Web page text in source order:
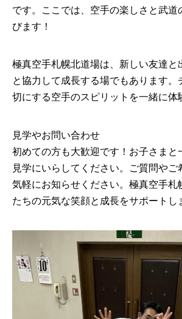
です。ここでは、空手の楽しさと武道
びます！
極真空手札幌北道場は、新しい友達と
と協力して成長する場でもあります。
切にする空手のスピリットを一緒に体
見学やお問い合わせ
初めての方も大歓迎です！お子さまと
見学にいらしてください。ご質問やご
気軽にお知らせください。極真空手札
たちの元気な笑顔と成長をサポートし